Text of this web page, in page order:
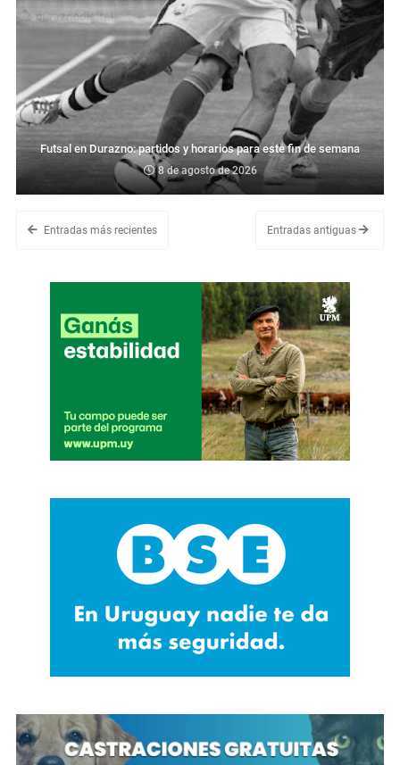
Futsal en Durazno: partidos y horarios para este fin de semana
8 de agosto de 2026
Entradas más recientes Entradas antiguas